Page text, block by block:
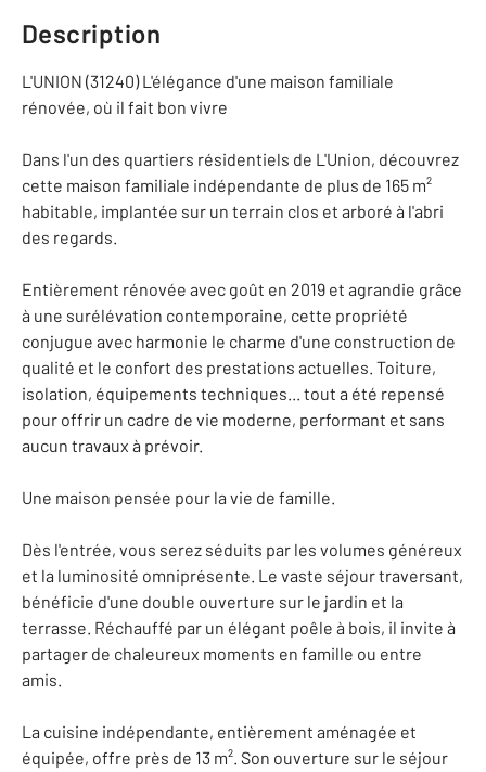
Description
L'UNION (31240) L'élégance d'une maison familiale
rénovée, où il fait bon vivre
Dans l'un des quartiers résidentiels de L'Union, découvrez
cette maison familiale indépendante de plus de 165 m²
habitable, implantée sur un terrain clos et arboré à l'abri
des regards.
Entièrement rénovée avec goût en 2019 et agrandie grâce
à une surélévation contemporaine, cette propriété
conjugue avec harmonie le charme d'une construction de
qualité et le confort des prestations actuelles. Toiture,
isolation, équipements techniques... tout a été repensé
pour offrir un cadre de vie moderne, performant et sans
aucun travaux à prévoir.
Une maison pensée pour la vie de famille.
Dès l'entrée, vous serez séduits par les volumes généreux
et la luminosité omniprésente. Le vaste séjour traversant,
bénéficie d'une double ouverture sur le jardin et la
terrasse. Réchauffé par un élégant poêle à bois, il invite à
partager de chaleureux moments en famille ou entre
amis.
La cuisine indépendante, entièrement aménagée et
équipée, offre près de 13 m². Son ouverture sur le séjour